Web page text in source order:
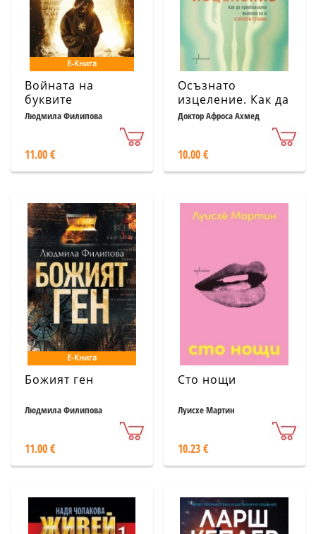
Е-Книга
Войната на
буквите
Людмила Филипова
11.00 €
Осъзнато
изцеление. Как да
преобразите
Доктор Афроса Ахмед
10.00 €
Е-Книга
Божият ген
Людмила Филипова
11.00 €
Сто нощи
Луисхе Мартин
10.23 €